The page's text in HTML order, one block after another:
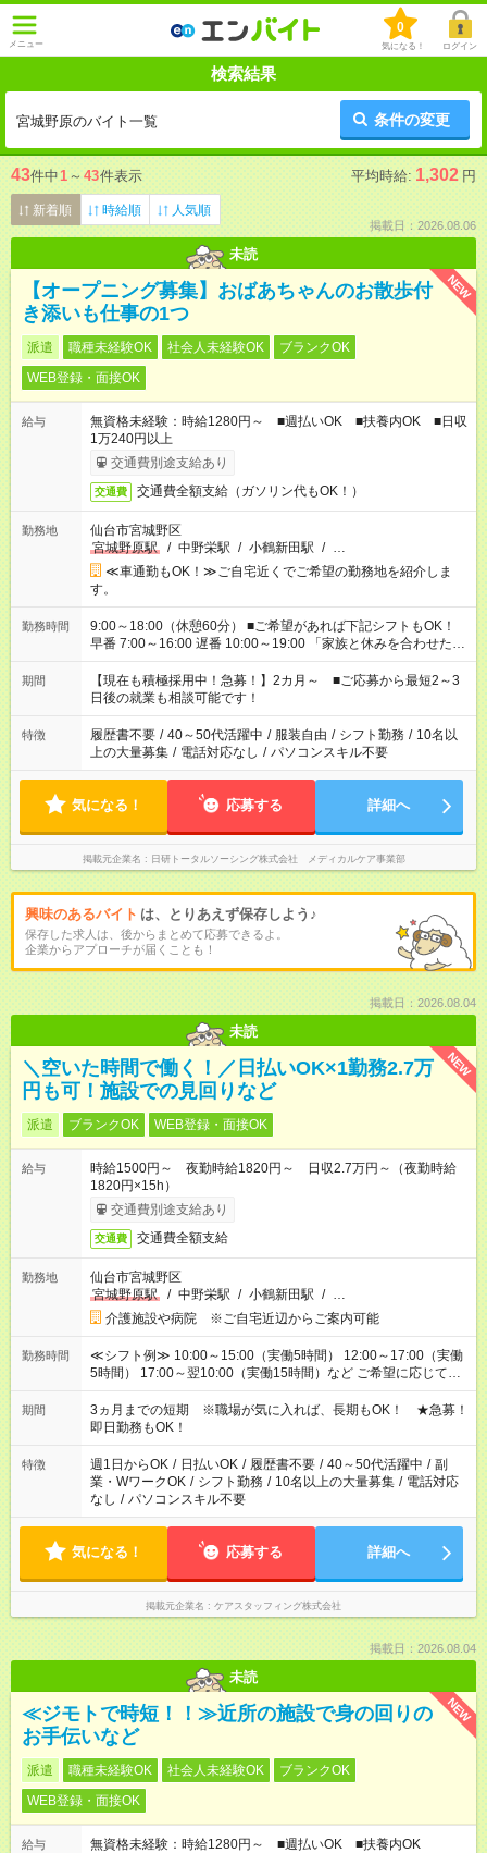
メニュー
0
気になる！ ログイン
検索結果
宮城野原のバイト一覧 条件の変更
43件中1 ～ 43件表示 平均時給: 1,302 円
新着順 時給順 人気順
掲載日：2026.08.06
未読
NEW
【オープニング募集】おばあちゃんのお散歩付
き添いも仕事の1つ
派遣 職種未経験OK 社会人未経験OK
ブランクOK
WEB登録・面接OK
給与
無資格未経験：時給1280円～ ■週払いOK ■扶養内OK ■日収
1万240円以上
交通費別途支給あり
交通費 交通費全額支給（ガソリン代もOK！）
勤務地
仙台市宮城野区
宮城野原駅
/ 中野栄駅 / 小鶴新田駅 / …
≪車通勤もOK！≫ご自宅近くでご希望の勤務地を紹介しま
す。
勤務時間
9:00～18:00（休憩60分） ■ご希望があれば下記シフトもOK！
早番 7:00～16:00 遅番 10:00～19:00 「家族と休みを合わせた
い」 「余裕を持って夕飯の準備がしたい」 「できれば残業はし
たくない」 など、ご希望を教えてくださいね。 ※Wワーク希望
の方へ 今ご覧のお仕事で希望する勤務時間と、もう1つのお仕事
の勤務時間。 合計で週40時間を超える場合は応募できません。
期間
【現在も積極採用中！急募！】2カ月～ ■ご応募から最短2～3
日後の就業も相談可能です！
特徴 履歴書不要 / 40～50代活躍中 / 服装自由 / シフト勤務 / 10名以
上の大量募集 / 電話対応なし / パソコンスキル不要
気になる！ 応募する 詳細へ
掲載元企業名 日研トータルソーシング株式会社 メディカルケア事業部
興味のあるバイト は、とりあえず保存しよう♪
保存した求人は、後からまとめて応募できるよ。
企業からアプローチが届くことも！
掲載日：2026.08.04
未読
NEW
＼空いた時間で働く！／日払いOK×1勤務2.7万
円も可！施設での見回りなど
派遣 ブランクOK WEB登録・面接OK
給与
時給1500円～ 夜勤時給1820円～ 日収2.7万円～（夜勤時給
1820円×15h）
交通費別途支給あり
交通費 交通費全額支給
勤務地
仙台市宮城野区
宮城野原駅
/ 中野栄駅 / 小鶴新田駅 / …
介護施設や病院 ※ご自宅近辺からご案内可能
勤務時間
≪シフト例≫ 10:00～15:00（実働5時間） 12:00～17:00（実働
5時間） 17:00～翌10:00（実働15時間）など ご希望に応じて、
働く時間は調整できます！ お気軽に担当へ相談ください！
期間
3ヵ月までの短期 ※職場が気に入れば、長期もOK！ ★急募！
即日勤務もOK！
特徴 週1日からOK / 日払いOK / 履歴書不要 / 40～50代活躍中 / 副
業・WワークOK / シフト勤務 / 10名以上の大量募集 / 電話対応
なし / パソコンスキル不要
気になる！ 応募する 詳細へ
掲載元企業名 ケアスタッフィング株式会社
掲載日：2026.08.04
未読
NEW
≪ジモトで時短！！≫近所の施設で身の回りの
お手伝いなど
派遣 職種未経験OK 社会人未経験OK
ブランクOK
WEB登録・面接OK
給与
無資格未経験：時給1280円～ ■週払いOK ■扶養内OK